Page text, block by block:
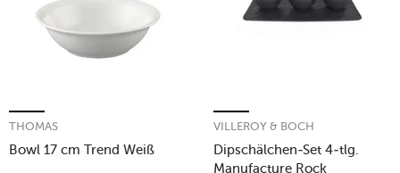
Bowl 17 cm Trend Weiß
THOMAS
Dipschälchen-Set 4-tlg.
Manufacture Rock
VILLEROY & BOCH